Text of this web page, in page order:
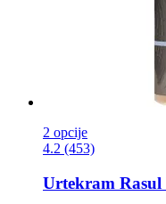
2 opcije
4.2 (453)
Urtekram Rasul